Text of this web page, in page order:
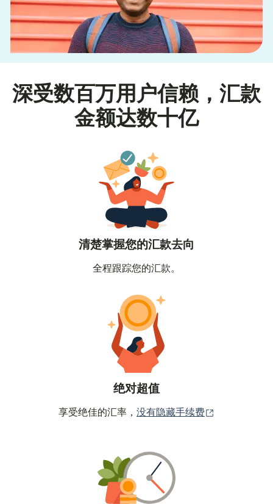
深受数百万用户信赖，汇款
金额达数十亿
清楚掌握您的汇款去向
全程跟踪您的汇款。
绝对超值
享受绝佳的汇率， 没有隐藏手续费